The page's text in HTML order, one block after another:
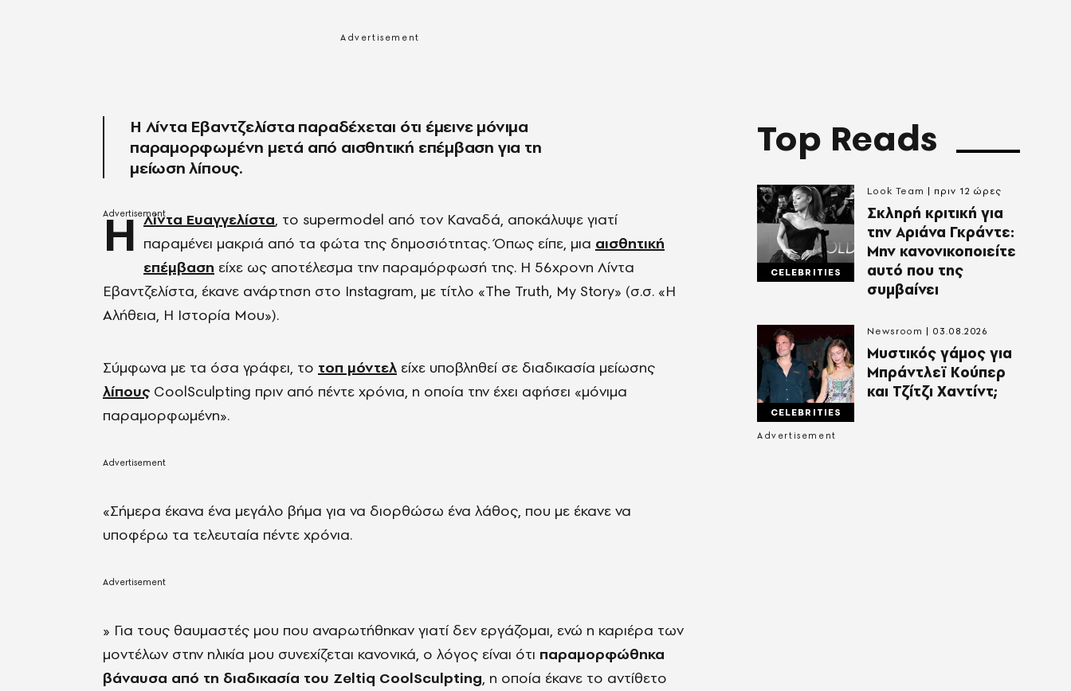
Η Λίντα Εβαντζελίστα παραδέχεται ότι έμεινε μόνιμα
παραμορφωμένη μετά από αισθητική επέμβαση για τη
μείωση λίπους.
Η Λίντα Ευαγγελίστα, το supermodel από τον Καναδά, αποκάλυψε γιατί
παραμένει μακριά από τα φώτα της δημοσιότητας. Όπως είπε, μια αισθητική
επέμβαση είχε ως αποτέλεσμα την παραμόρφωσή της. Η 56χρονη Λίντα
Εβαντζελίστα, έκανε ανάρτηση στο Instagram, με τίτλο «The Truth, My Story» (σ.σ. «Η
Αλήθεια, Η Ιστορία Μου»).
Σύμφωνα με τα όσα γράφει, το τοπ μόντελ είχε υποβληθεί σε διαδικασία μείωσης
λίπους CoolSculpting πριν από πέντε χρόνια, η οποία την έχει αφήσει «μόνιμα
παραμορφωμένη».
«Σήμερα έκανα ένα μεγάλο βήμα για να διορθώσω ένα λάθος, που με έκανε να
υποφέρω τα τελευταία πέντε χρόνια.
» Για τους θαυμαστές μου που αναρωτήθηκαν γιατί δεν εργάζομαι, ενώ η καριέρα των
μοντέλων στην ηλικία μου συνεχίζεται κανονικά, ο λόγος είναι ότι παραμορφώθηκα
βάναυσα από τη διαδικασία του Zeltiq CoolSculpting, η οποία έκανε το αντίθετο
Top Reads
CELEBRITIES
Σκληρή κριτική για
την Αριάνα Γκράντε:
Μην κανονικοποιείτε
αυτό που της
συμβαίνει
Look Team πριν 12 ώρες
CELEBRITIES
Μυστικός γάμος για
Μπράντλεϊ Κούπερ
και Τζίτζι Χαντίντ;
Newsroom 03.08.2026